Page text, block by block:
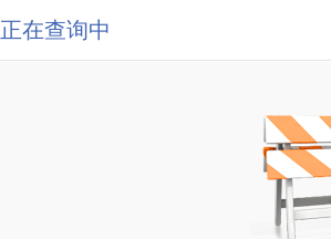
正在查询中